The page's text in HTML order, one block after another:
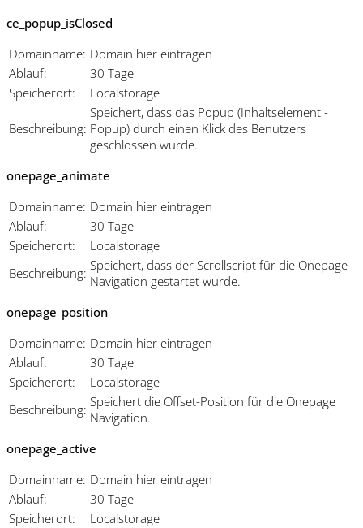
ce_popup_isClosed
Domainname: Domain hier eintragen
Ablauf:
30 Tage
Speicherort:
Localstorage
Beschreibung:
Speichert, dass das Popup (Inhaltselement -
Popup) durch einen Klick des Benutzers
geschlossen wurde.
onepage_animate
Domainname: Domain hier eintragen
Ablauf:
30 Tage
Speicherort:
Localstorage
Beschreibung: Speichert, dass der Scrollscript für die Onepage
Navigation gestartet wurde.
onepage_position
Domainname: Domain hier eintragen
Ablauf:
30 Tage
Speicherort:
Localstorage
Beschreibung: Speichert die Offset-Position für die Onepage
Navigation.
onepage_active
Domainname: Domain hier eintragen
Ablauf:
30 Tage
Speicherort:
Localstorage